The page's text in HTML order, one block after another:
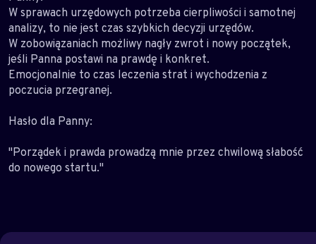
W sprawach urzędowych potrzeba cierpliwości i samotnej
analizy, to nie jest czas szybkich decyzji urzędów.
W zobowiązaniach możliwy nagły zwrot i nowy początek,
jeśli Panna postawi na prawdę i konkret.
Emocjonalnie to czas leczenia strat i wychodzenia z
poczucia przegranej.
Hasło dla Panny:
"Porządek i prawda prowadzą mnie przez chwilową słabość
do nowego startu."